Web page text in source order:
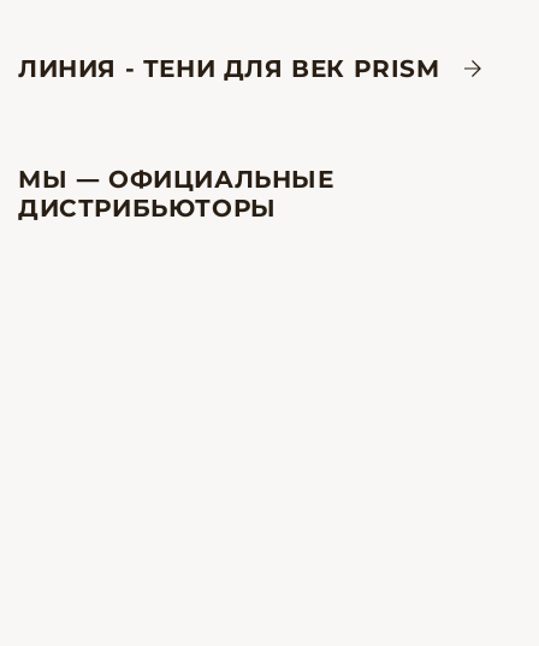
ЛИНИЯ - ТЕНИ ДЛЯ ВЕК PRISM
МЫ — ОФИЦИАЛЬНЫЕ
ДИСТРИБЬЮТОРЫ